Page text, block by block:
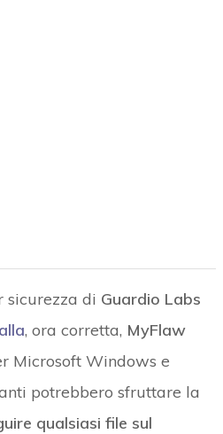
sicurezza di Guardio Labs
, ora corretta, MyFlaw
Microsoft Windows e
potrebbero sfruttare la
qualsiasi file sul